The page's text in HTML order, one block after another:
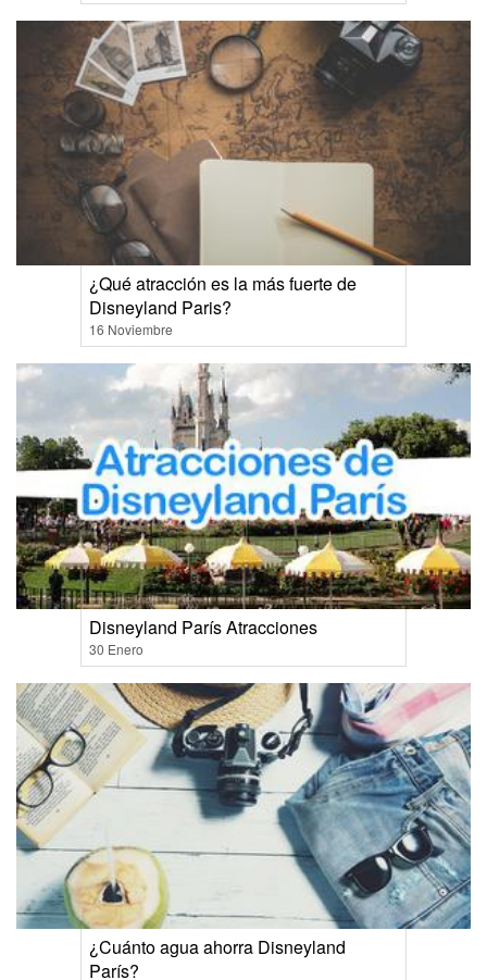
¿Qué atracción es la más fuerte de
Disneyland Paris?
16 Noviembre
Disneyland París Atracciones
30 Enero
¿Cuánto agua ahorra Disneyland
París?